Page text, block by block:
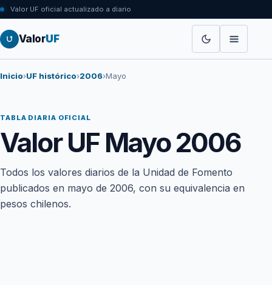
Valor UF oficial actualizado a diario
ValorUF
Inicio›UF histórico›2006›Mayo
TABLA DIARIA OFICIAL
Valor UF Mayo 2006
Todos los valores diarios de la Unidad de Fomento
publicados en mayo de 2006, con su equivalencia en
pesos chilenos.